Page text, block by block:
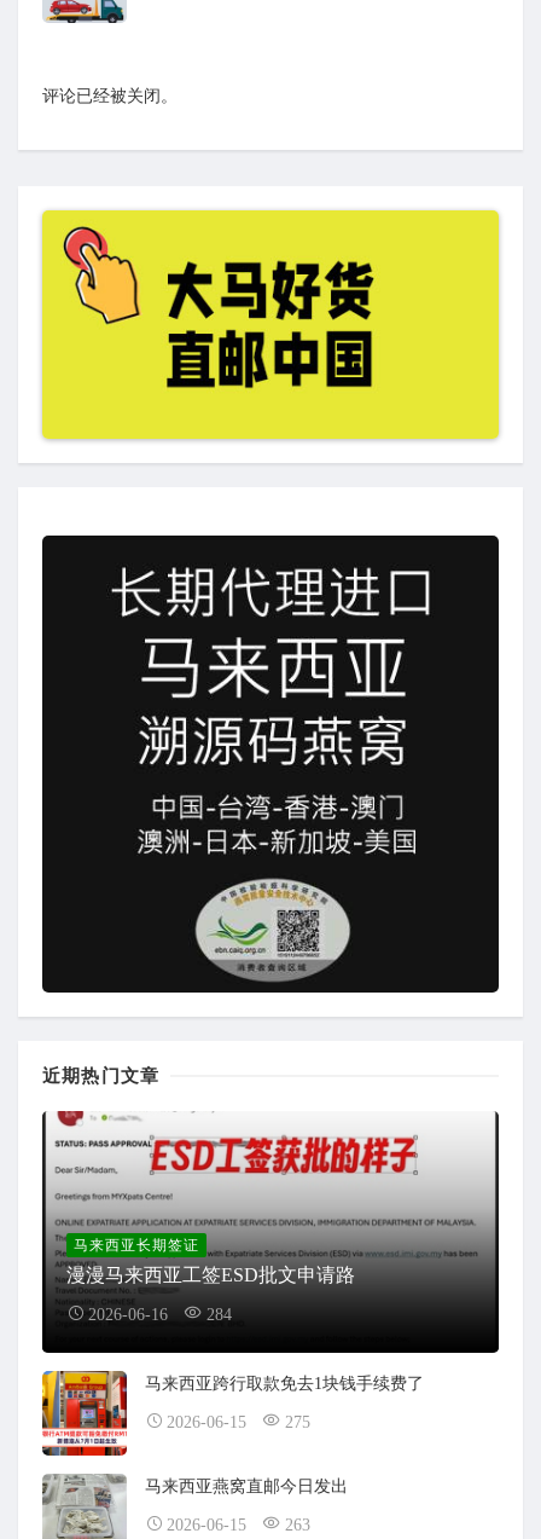
评论已经被关闭。
近期热门文章
马来西亚长期签证
漫漫马来西亚工签ESD批文申请路
2026-06-16 284
马来西亚跨行取款免去1块钱手续费了
2026-06-15 275
马来西亚燕窝直邮今日发出
2026-06-15 263